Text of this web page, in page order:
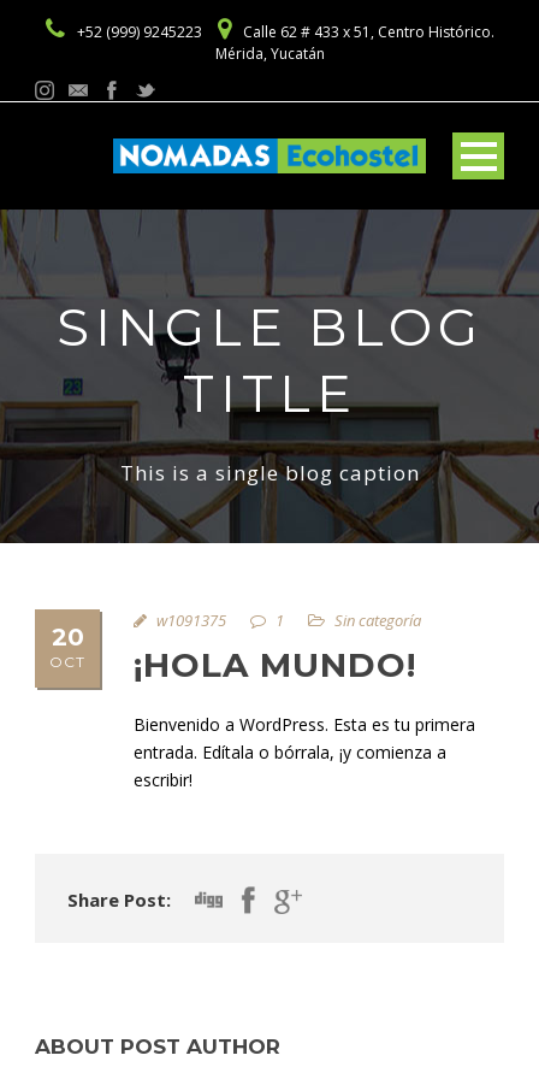
+52 (999) 9245223
Calle 62 # 433 x 51, Centro Histórico.
Mérida, Yucatán
SINGLE BLOG
TITLE
This is a single blog caption
20
OCT
w1091375 1 Sin categoría
¡HOLA MUNDO!
Bienvenido a WordPress. Esta es tu primera
entrada. Edítala o bórrala, ¡y comienza a
escribir!
Share Post:
ABOUT POST AUTHOR